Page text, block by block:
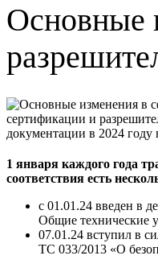
Основные
1 января каждого года
соответствия есть
с 01.01.24 введен в
Общие технические
07.01.24 вступил в
ТС 033/2013 «О